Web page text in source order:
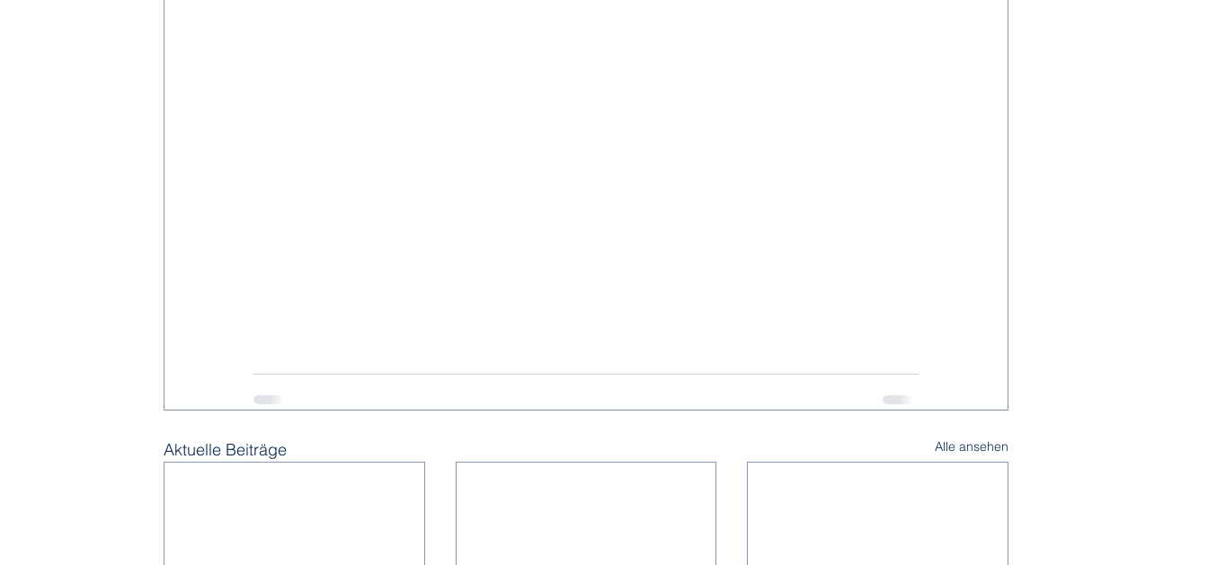
Aktuelle Beiträge Alle ansehen